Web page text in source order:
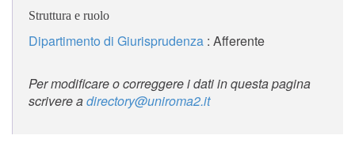
Struttura e ruolo
Dipartimento di Giurisprudenza : Afferente
Per modificare o correggere i dati in questa pagina
scrivere adirectory@uniroma2.it